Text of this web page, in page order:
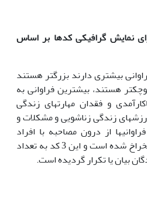
نمایش گرافیکی کدها بر اساس
بیشتری دارند بزرگتر هستند
هستند، بیشترین فراوانی به
و فقدان مهارت­های زندگی
زندگی زناشویی و مشکلات و
از درون مصاحبه با افراد
شرکت­کننده در پژوهش استخراخ شده است و این 3 کد به تعداد
بیان یا تکرار گردیده است.